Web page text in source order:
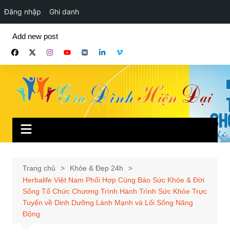
Đăng nhập Ghi danh
phần
Add new post
Trang chủ
Khỏe & Đẹp 24h
Herbalife Việt Nam Phối Hợp Cùng Báo Sức Khỏe & Đời
Sống Tổ Chức Chương Trình Hành Trình Sức Khỏe Trực
Tuyến về Dinh Dưỡng Lành Mạnh và Lối Sống Năng
Động